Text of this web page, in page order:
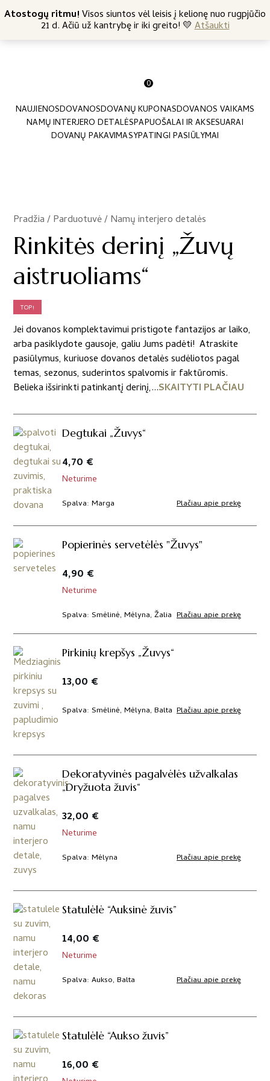
Atostogų ritmu!Visos siuntos vėl leisis į kelionę nuo rugpjūčio
21 d. Ačiū už kantrybę ir iki greito! 💛Atšaukti
Nemokamas siuntimas nuo 45 Eur +370 682 57369
0
NAUJIENOSDOVANOSDOVANŲ KUPONASDOVANOS VAIKAMS
NAMŲ INTERJERO DETALĖSPAPUOŠALAI IR AKSESUARAI
DOVANŲ PAKAVIMASYPATINGI PASIŪLYMAI
Pradžia/Parduotuvė/Namų interjero detalės
/
Rinkitės derinį „Žuvų
aistruoliams“
TOP!
Jei dovanos komplektavimui pristigote fantazijos ar laiko,
arba pasiklydote gausoje, galiu Jums padėti! Atraskite
pasiūlymus, kuriuose dovanos detalės sudėliotos pagal
temas, sezonus, suderintos spalvomis ir faktūromis.
Belieka išsirinkti patinkantį derinį,...SKAITYTI PLAČIAU
Degtukai „Žuvys“
4,70 €
Neturime
Spalva Marga Plačiau apie prekę
Popierinės servetėlės "Žuvys"
4,90 €
Neturime
Spalva Smėlinė, Mėlyna, Žalia Plačiau apie prekę
Pirkinių krepšys „Žuvys“
13,00 €
Spalva Smėlinė, Mėlyna, Balta Plačiau apie prekę
Dekoratyvinės pagalvėlės užvalkalas
„Dryžuota žuvis“
32,00 €
Neturime
Spalva Mėlyna Plačiau apie prekę
Statulėlė “Auksinė žuvis”
14,00 €
Neturime
Spalva Aukso, Balta Plačiau apie prekę
Statulėlė “Aukso žuvis”
16,00 €